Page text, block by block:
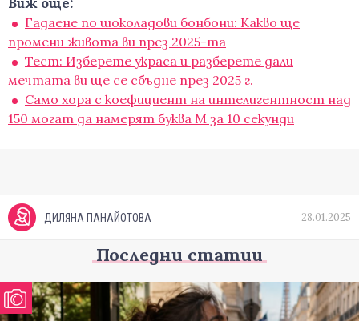
Гадаене по шоколадови бонбони: Какво ще
промени живота ви през 2025-та
Тест: Изберете украса и разберете дали
мечтата ви ще се сбъдне през 2025 г.
Само хора с коефициент на интелигентност над
150 могат да намерят буква М за 10 секунди
ДИЛЯНА ПАНАЙОТОВА 28.01.2025
Последни статии